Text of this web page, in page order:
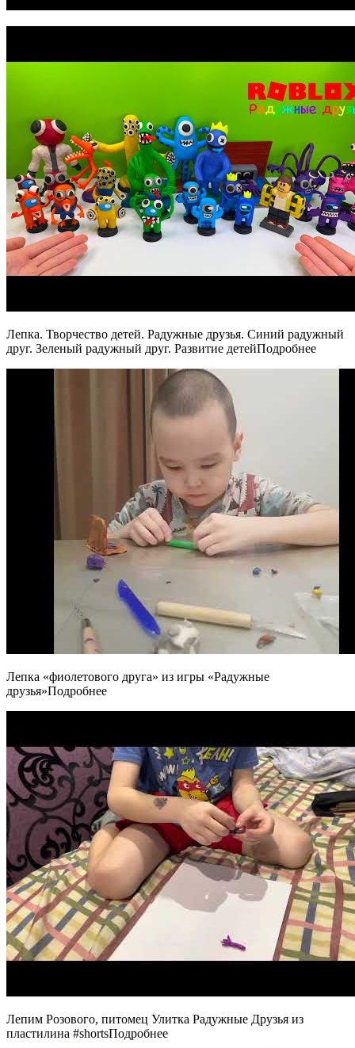
Лепка. Творчество детей. Радужные друзья. Синий радужный
друг. Зеленый радужный друг. Развитие детейПодробнее
Лепка «фиолетового друга» из игры «Радужные
друзья»Подробнее
Лепим Розового, питомец Улитка Радужные Друзья из
пластилина #shortsПодробнее